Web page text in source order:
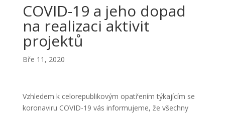
COVID-19 a jeho dopad
na realizaci aktivit
projektů
Bře 11, 2020
Vzhledem k celorepublikovým opatřením týkajícím se
koronaviru COVID-19 vás informujeme, že všechny